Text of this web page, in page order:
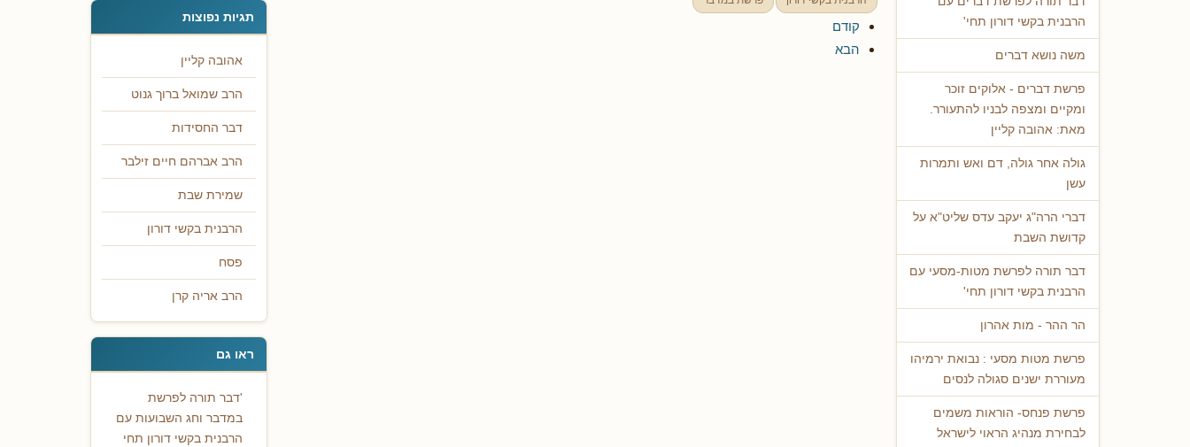
הרבנית בקשי דורון תחי'
משה נושא דברים
פרשת דברים - אלוקים זוכר
ומקיים ומצפה לבניו להתעורר.
מאת: אהובה קליין
גולה אחר גולה, דם ואש ותמרות
עשן
דברי הרה"ג יעקב עדס שליט"א על
קדושת השבת
דבר תורה לפרשת מטות-מסעי עם
הרבנית בקשי דורון תחי'
הר ההר - מות אהרון
פרשת מטות מסעי : נבואת ירמיהו
מעוררת ישנים סגולה לנסים
פרשת פנחס- הוראות משמים
לבחירת מנהיג הראוי לישראל
קודם
הבא
תגיות נפוצות
אהובה קליין
הרב שמואל ברוך גנוט
דבר החסידות
הרב אברהם חיים זילבר
שמירת שבת
הרבנית בקשי דורון
פסח
הרב אריה קרן
ראו גם
'דבר תורה לפרשת
במדבר וחג השבועות עם
הרבנית בקשי דורון תחי